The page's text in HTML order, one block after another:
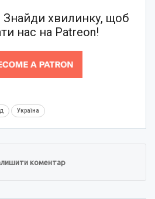
хвилинку, щоб
нас на Patreon!
Україна
коментар